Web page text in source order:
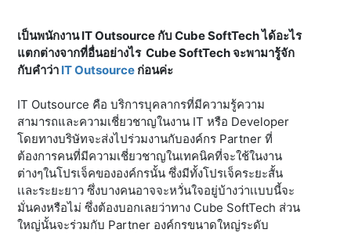
เป็นพนักงาน IT Outsource กับ Cube SoftTech ได้อะไร
แตกต่างจากที่อื่นอย่างไร Cube SoftTech จะพามารู้จัก
กับคำว่า IT Outsource ก่อนค่ะ
IT Outsource คือ บริการบุคลากรที่มีความรู้ความ
สามารถและความเชี่ยวชาญในงาน IT หรือ Developer
โดยทางบริษัทจะส่งไปร่วมงานกับองค์กร Partner ที่
ต้องการคนที่มีความเชี่ยวชาญในเทคนิคที่จะใช้ในงาน
ต่างๆในโปรเจ็คขององค์กรนั้น ซึ่งมีทั้งโปรเจ็คระยะสั้น
เเละระยะยาว ซึ่งบางคนอาจจะหวั่นใจอยู่บ้างว่าเเบบนี้จะ
มั่นคงหรือไม่ ซึ่งต้องบอกเลยว่าทาง Cube SoftTech ส่วน
ใหญ่นั้นจะร่วมกับ Partner องค์กรขนาดใหญ่ระดับ